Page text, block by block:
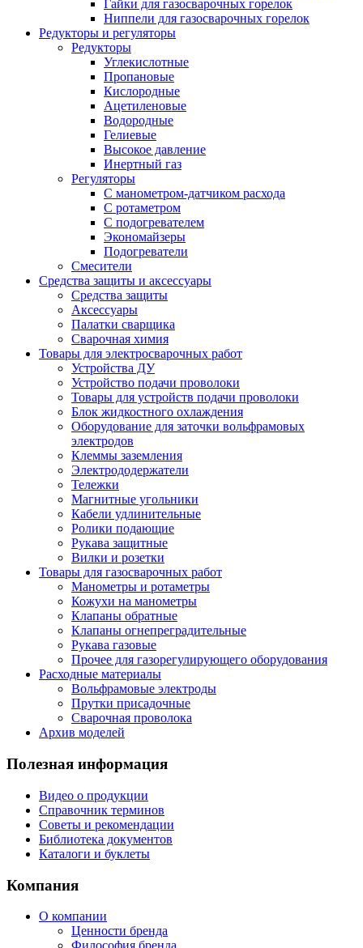
Гайки для газосварочных горелок
Ниппели для газосварочных горелок
Редукторы и регуляторы
Редукторы
Углекислотные
Пропановые
Кислородные
Ацетиленовые
Водородные
Гелиевые
Высокое давление
Инертный газ
Регуляторы
С манометром-датчиком расхода
С ротаметром
С подогревателем
Экономайзеры
Подогреватели
Смесители
Средства защиты и аксессуары
Средства защиты
Аксессуары
Палатки сварщика
Сварочная химия
Товары для электросварочных работ
Устройства ДУ
Устройство подачи проволоки
Товары для устройств подачи проволоки
Блок жидкостного охлаждения
Оборудование для заточки вольфрамовых
электродов
Клеммы заземления
Электрододержатели
Тележки
Магнитные угольники
Кабели удлинительные
Ролики подающие
Рукава защитные
Вилки и розетки
Товары для газосварочных работ
Манометры и ротаметры
Кожухи на манометры
Клапаны обратные
Клапаны огнепреградительные
Рукава газовые
Прочее для газорегулирующего оборудования
Расходные материалы
Вольфрамовые электроды
Прутки присадочные
Сварочная проволока
Архив моделей
Полезная информация
Видео о продукции
Справочник терминов
Советы и рекомендации
Библиотека документов
Каталоги и буклеты
Компания
О компании
Ценности бренда